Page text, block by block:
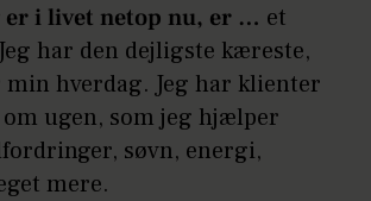
er i livet netop nu, er … et
har den dejligste kæreste,
min hverdag. Jeg har klienter
ugen, som jeg hjælper
søvn, energi,
mere.